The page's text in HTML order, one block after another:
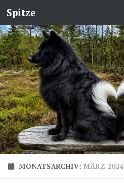
Spitze
MONATSARCHIV: MÄRZ 2024